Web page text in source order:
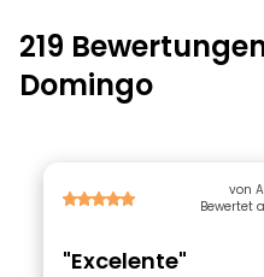
219
Domingo
von
Bewertet
"Excelente"